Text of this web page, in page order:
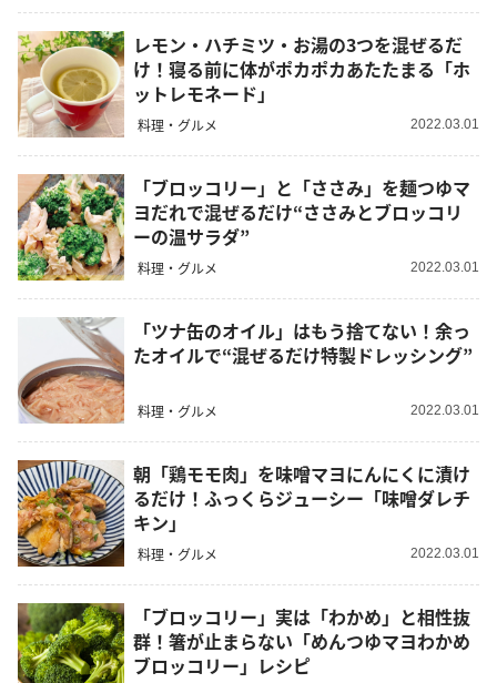
レモン・ハチミツ・お湯の3つを混ぜるだ
け！寝る前に体がポカポカあたたまる「ホ
ットレモネード」
料理・グルメ 2022.03.01
「ブロッコリー」と「ささみ」を麺つゆマ
ヨだれで混ぜるだけ“ささみとブロッコリ
ーの温サラダ”
料理・グルメ 2022.03.01
「ツナ缶のオイル」はもう捨てない！余っ
たオイルで“混ぜるだけ特製ドレッシング”
料理・グルメ 2022.03.01
朝「鶏モモ肉」を味噌マヨにんにくに漬け
るだけ！ふっくらジューシー「味噌ダレチ
キン」
料理・グルメ 2022.03.01
「ブロッコリー」実は「わかめ」と相性抜
群！箸が止まらない「めんつゆマヨわかめ
ブロッコリー」レシピ